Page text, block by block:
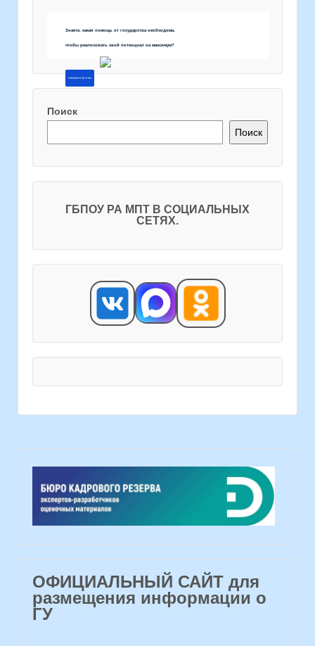
Знаете, какая помощь от государства необходима,
чтобы реализовать свой потенциал на максимум?
Напишите об этом
Поиск
Поиск
ГБПОУ РА МПТ В СОЦИАЛЬНЫХ
СЕТЯХ.
ОФИЦИАЛЬНЫЙ САЙТ для
размещения информации о
ГУ